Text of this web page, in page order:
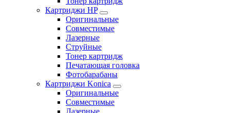
Картриджи HP
Оригинальные
Совместимые
Лазерные
Струйные
Тонер картридж
Печатающая головка
Фотобарабаны
Картриджи Konica
Оригинальные
Совместимые
Лазерные